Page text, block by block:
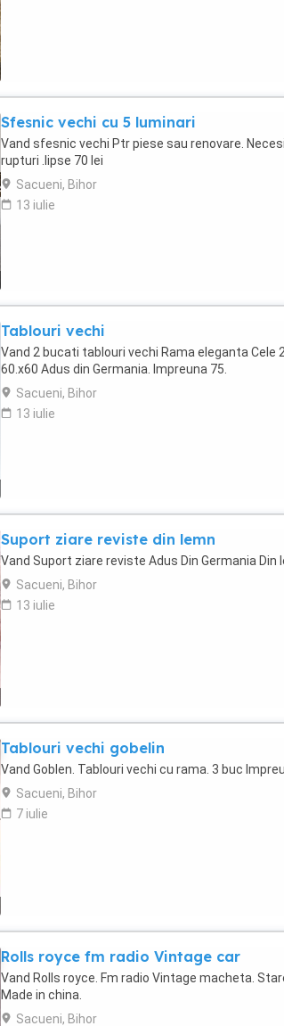
Sfesnic vechi cu 5 luminari
Vand sfesnic vechi Ptr piese sau renovare.
rupturi .lipse 70 lei
Sacueni, Bihor
13 iulie
Tablouri vechi
Vand 2 bucati tablouri vechi Rama eleganta Cele
60.x60 Adus din Germania. Impreuna 75.
Sacueni, Bihor
13 iulie
Suport ziare reviste din lemn
Vand Suport ziare reviste Adus Din Germania Din
Sacueni, Bihor
13 iulie
Tablouri vechi gobelin
Vand Goblen. Tablouri vechi cu rama. 3 buc
Sacueni, Bihor
7 iulie
Rolls royce fm radio Vintage car
Vand Rolls royce. Fm radio Vintage macheta.
Made in china.
Sacueni, Bihor